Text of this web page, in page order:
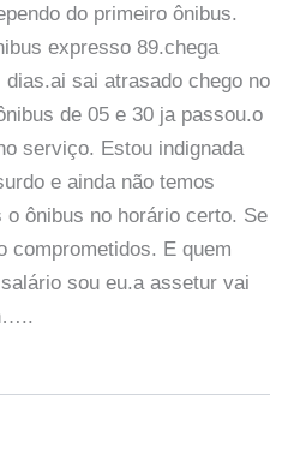
do primeiro ônibus.
expresso 89.chega
sai atrasado chego no
de 05 e 30 ja passou.o
serviço. Estou indignada
e ainda não temos
ônibus no horário certo. Se
comprometidos. E quem
sou eu.a assetur vai